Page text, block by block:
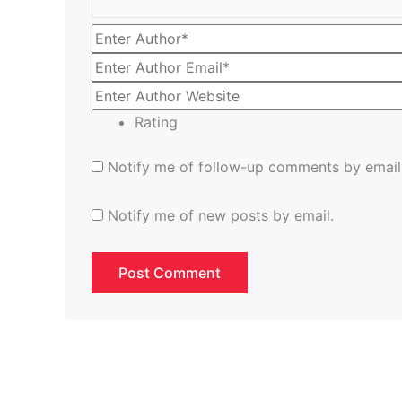
Rating
Notify me of follow-up comments by
Notify me of new posts by email.